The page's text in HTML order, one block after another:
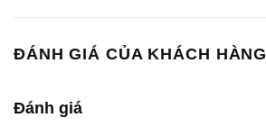
ĐÁNH GIÁ CỦA KHÁCH HÀNG
Đánh giá